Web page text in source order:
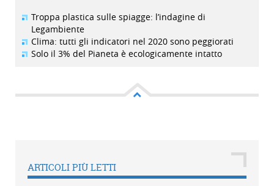
Troppa plastica sulle spiagge: l’indagine di
Legambiente
Clima: tutti gli indicatori nel 2020 sono peggiorati
Solo il 3% del Pianeta è ecologicamente intatto
ARTICOLI PIÙ LETTI